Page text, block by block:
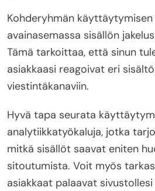
Kohderyhmän
avainasemassa sisällön
Tämä tarkoittaa, että sinun
asiakkaasi reagoivat eri
viestintäkanaviin.
Hyvä tapa seurata
analytiikkatyökaluja, jotka
mitkä sisällöt saavat eniten
sitoutumista. Voit myös
asiakkaat palaavat